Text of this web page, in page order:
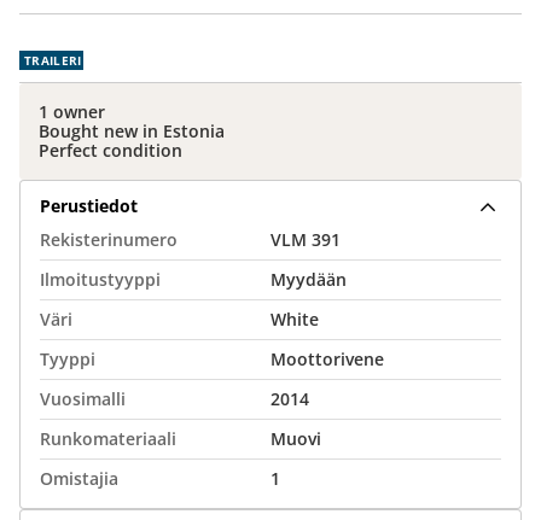
TRAILERI
1 owner
Bought new in Estonia
Perfect condition
Perustiedot
Rekisterinumero
VLM 391
Ilmoitustyyppi
Myydään
Väri
White
Tyyppi
Moottorivene
Vuosimalli
2014
Runkomateriaali
Muovi
Omistajia
1